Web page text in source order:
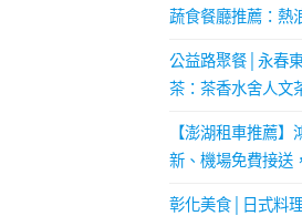
蔬食餐廳推薦：熱
公益路聚餐│永春
茶：茶香水舍人文
【澎湖租車推薦
新、機場免費接送
彰化美食│日式料